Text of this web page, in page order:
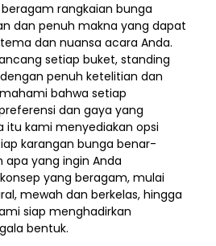
rangkaian bunga
dan penuh makna yang dapat
dan nuansa acara Anda.
setiap buket, standing
penuh ketelitian dan
bahwa setiap
dan gaya yang
itu kami menyediakan opsi
karangan bunga benar-
apa yang ingin Anda
yang beragam, mulai
mewah dan berkelas, hingga
siap menghadirkan
bentuk.